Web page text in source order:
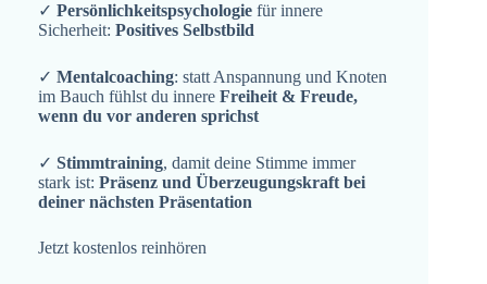
✓ Persönlichkeitspsychologie für innere
Sicherheit: Positives Selbstbild
✓ Mentalcoaching: statt Anspannung und Knoten
im Bauch fühlst du innere Freiheit & Freude,
wenn du vor anderen sprichst
✓ Stimmtraining, damit deine Stimme immer
stark ist: Präsenz und Überzeugungskraft bei
deiner nächsten Präsentation
Jetzt kostenlos reinhören